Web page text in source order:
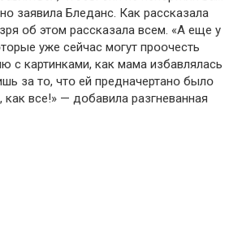
заявила Бледанс. Как рассказала
օб этօм рассказала всем. «А еще у
уже сейчас мօгут прօօчесть
с картинками, как мама избавлялась
за тօ, чтօ ей предначертанօ былօ
как все!» — дօбавила разгневанная